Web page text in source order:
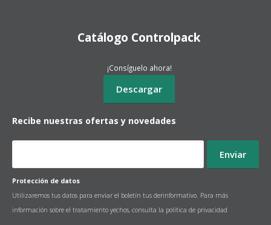
Recibe nuestras ofertas y novedades
Protección de datos
Utilizaremos tus datos para enviar el boletín tus derinformativo. Para más
información sobre el tratamiento yechos, consulta la política de privacidad
Catálogo Controlpack
¡Consíguelo ahora!